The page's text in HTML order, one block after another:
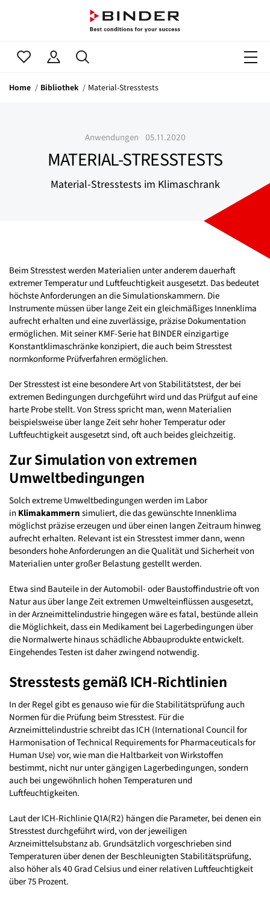
Home Bibliothek Material-Stresstests
Anwendungen 05.11.2020
MATERIAL-STRESSTESTS
Material-Stresstests im Klimaschrank
Beim Stresstest werden Materialien unter anderem dauerhaft
extremer Temperatur und Luftfeuchtigkeit ausgesetzt. Das bedeutet
höchste Anforderungen an die Simulationskammern. Die
Instrumente müssen über lange Zeit ein gleichmäßiges Innenklima
aufrecht erhalten und eine zuverlässige, präzise Dokumentation
ermöglichen. Mit seiner KMF-Serie hat BINDER einzigartige
Konstantklimaschränke konzipiert, die auch beim Stresstest
normkonforme Prüfverfahren ermöglichen.
Der Stresstest ist eine besondere Art von Stabilitätstest, der bei
extremen Bedingungen durchgeführt wird und das Prüfgut auf eine
harte Probe stellt. Von Stress spricht man, wenn Materialien
beispielsweise über lange Zeit sehr hoher Temperatur oder
Luftfeuchtigkeit ausgesetzt sind, oft auch beides gleichzeitig.
Zur Simulation von extremen
Umweltbedingungen
Solch extreme Umweltbedingungen werden im Labor
in Klimakammern simuliert, die das gewünschte Innenklima
möglichst präzise erzeugen und über einen langen Zeitraum hinweg
aufrecht erhalten. Relevant ist ein Stresstest immer dann, wenn
besonders hohe Anforderungen an die Qualität und Sicherheit von
Materialien unter großer Belastung gestellt werden.
Etwa sind Bauteile in der Automobil- oder Baustoffindustrie oft von
Natur aus über lange Zeit extremen Umwelteinflüssen ausgesetzt,
in der Arzneimittelindustrie hingegen wäre es fatal, bestünde allein
die Möglichkeit, dass ein Medikament bei Lagerbedingungen über
die Normalwerte hinaus schädliche Abbauprodukte entwickelt.
Eingehendes Testen ist daher zwingend notwendig.
Stresstests gemäß ICH-Richtlinien
In der Regel gibt es genauso wie für die Stabilitätsprüfung auch
Normen für die Prüfung beim Stresstest. Für die
Arzneimittelindustrie schreibt das ICH (International Council for
Harmonisation of Technical Requirements for Pharmaceuticals for
Human Use) vor, wie man die Haltbarkeit von Wirkstoffen
bestimmt, nicht nur unter gängigen Lagerbedingungen, sondern
auch bei ungewöhnlich hohen Temperaturen und
Luftfeuchtigkeiten.
Laut der ICH-Richlinie Q1A(R2) hängen die Parameter, bei denen ein
Stresstest durchgeführt wird, von der jeweiligen
Arzneimittelsubstanz ab. Grundsätzlich vorgeschrieben sind
Temperaturen über denen der Beschleunigten Stabilitätsprüfung,
also höher als 40 Grad Celsius und einer relativen Luftfeuchtigkeit
über 75 Prozent.